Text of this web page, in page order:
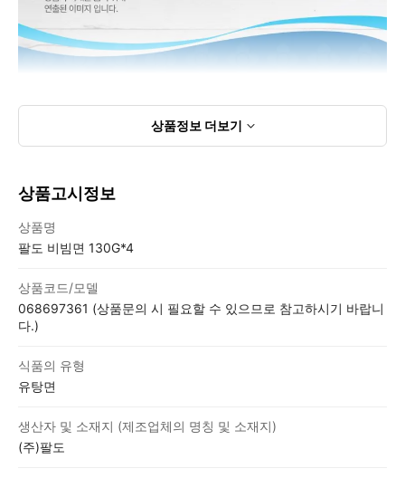
상품정보 더보기
상품고시정보
상품명
팔도 비빔면 130G*4
상품코드/모델
068697361 (상품문의 시 필요할 수 있으므로 참고하시기 바랍니
다.)
식품의 유형
유탕면
생산자 및 소재지 (제조업체의 명칭 및 소재지)
(주)팔도